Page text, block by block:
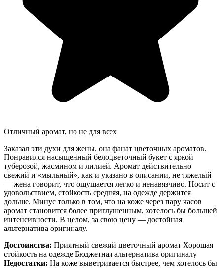
Отличный аромат, но не для всех
Заказал эти духи для жены, она фанат цветочных ароматов.
Понравился насыщенный белоцветочный букет с яркой
туберозой, жасмином и лилией. Аромат действительно
свежий и «мыльный», как и указано в описании, не тяжелый
— жена говорит, что ощущается легко и ненавязчиво. Носит с
удовольствием, стойкость средняя, на одежде держится
дольше. Минус только в том, что на коже через пару часов
аромат становится более приглушенным, хотелось бы большей
интенсивности. В целом, за свою цену — достойная
альтернатива оригиналу.
Достоинства: Приятный свежий цветочный аромат Хорошая
стойкость на одежде Бюджетная альтернатива оригиналу
Недостатки: На коже выветривается быстрее, чем хотелось бы